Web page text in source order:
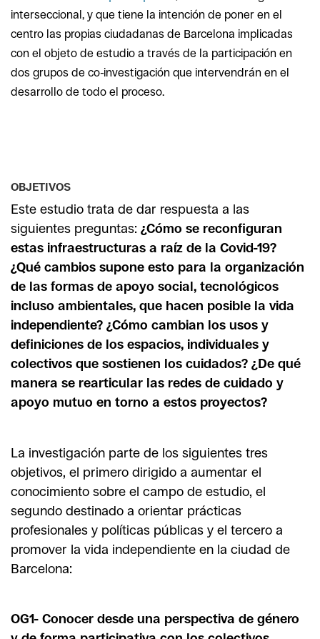
interseccional, y que tiene la intención de poner en el
centro las propias ciudadanas de Barcelona implicadas
con el objeto de estudio a través de la participación en
dos grupos de co-investigación que intervendrán en el
desarrollo de todo el proceso.
OBJETIVOS
Este estudio trata de dar respuesta a las
siguientes preguntas: ¿Cómo se reconfiguran
estas infraestructuras a raíz de la Covid-19?
¿Qué cambios supone esto para la organización
de las formas de apoyo social, tecnológicos
incluso ambientales, que hacen posible la vida
independiente? ¿Cómo cambian los usos y
definiciones de los espacios, individuales y
colectivos que sostienen los cuidados? ¿De qué
manera se rearticular las redes de cuidado y
apoyo mutuo en torno a estos proyectos?
La investigación parte de los siguientes tres
objetivos, el primero dirigido a aumentar el
conocimiento sobre el campo de estudio, el
segundo destinado a orientar prácticas
profesionales y políticas públicas y el tercero a
promover la vida independiente en la ciudad de
Barcelona:
OG1- Conocer desde una perspectiva de género